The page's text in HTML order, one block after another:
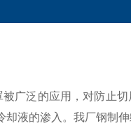
广泛的应用，对防止
液的渗入。我厂钢制